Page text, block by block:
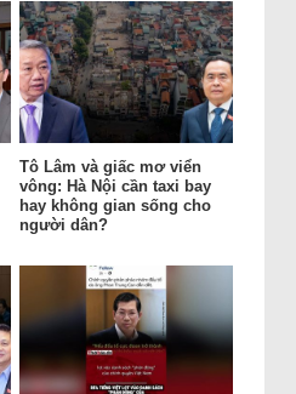
Tô Lâm và giấc mơ viển
vông: Hà Nội cần taxi bay
hay không gian sống cho
người dân?